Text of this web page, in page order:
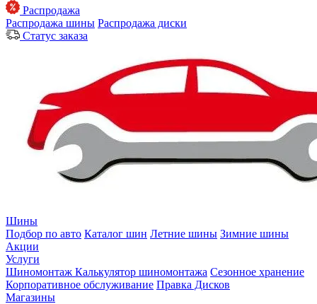
Распродажа
Распродажа шины Распродажа диски
Статус заказа
Шины
Подбор по авто Каталог шин Летние шины Зимние шины
Акции
Услуги
Шиномонтаж Калькулятор шиномонтажа Сезонное хранение
Корпоративное обслуживание Правка Дисков
Магазины